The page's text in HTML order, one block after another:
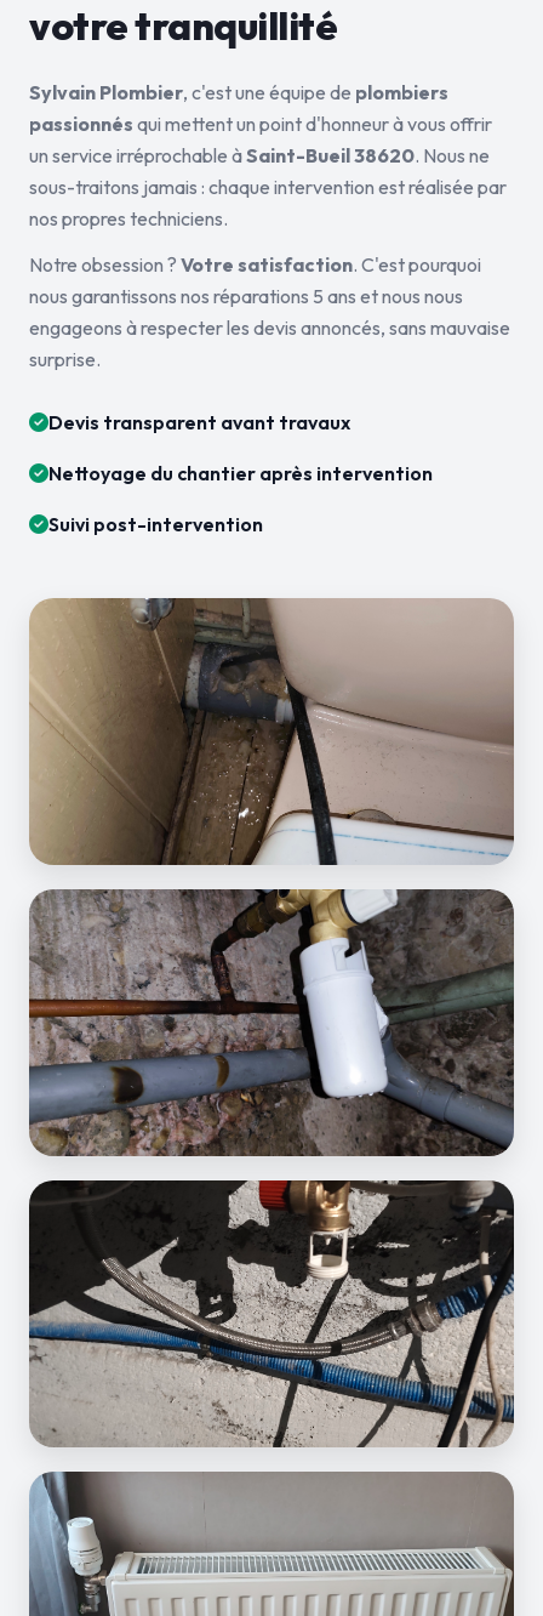
votre tranquillité
Sylvain Plombier, c'est une équipe de plombiers
passionnés qui mettent un point d'honneur à vous offrir
un service irréprochable àSaint-Bueil 38620. Nous ne
sous-traitons jamais : chaque intervention est réalisée par
nos propres techniciens.
Notre obsession ? Votre satisfaction. C'est pourquoi
nous garantissons nos réparations 5 ans et nous nous
engageons à respecter les devis annoncés, sans mauvaise
surprise.
Devis transparent avant travaux
Nettoyage du chantier après intervention
Suivi post-intervention